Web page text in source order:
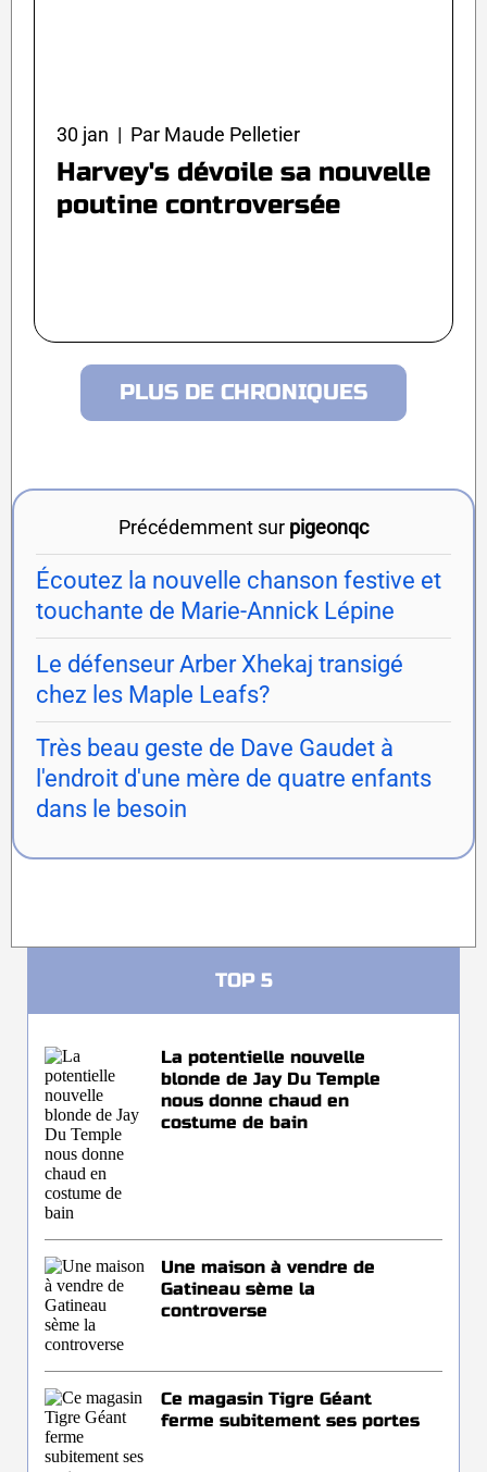
30 jan | Par Maude Pelletier
Harvey's dévoile sa nouvelle
poutine controversée
PLUS DE CHRONIQUES
Précédemment sur pigeonqc
Écoutez la nouvelle chanson festive et
touchante de Marie-Annick Lépine
Le défenseur Arber Xhekaj transigé
chez les Maple Leafs?
Très beau geste de Dave Gaudet à
l'endroit d'une mère de quatre enfants
dans le besoin
TOP 5
La potentielle nouvelle
blonde de Jay Du Temple
nous donne chaud en
costume de bain
Une maison à vendre de
Gatineau sème la
controverse
Ce magasin Tigre Géant
ferme subitement ses portes